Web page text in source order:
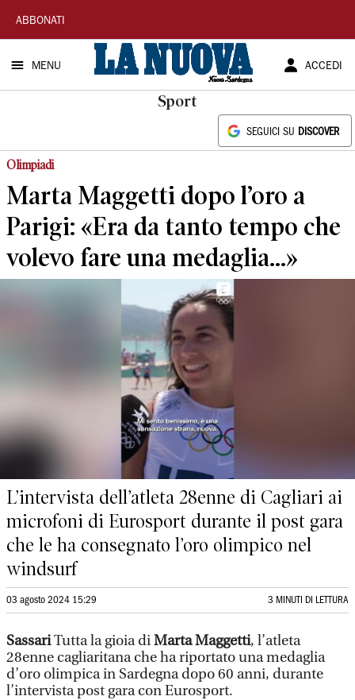
La
Nuova
Sardegna
ABBONATI
MENU ACCEDI
Sport
SEGUICI SU DISCOVER
Olimpiadi
Marta Maggetti dopo l’oro a
Parigi: «Era da tanto tempo che
volevo fare una medaglia...»
L’intervista dell’atleta 28enne di Cagliari ai
microfoni di Eurosport durante il post gara
che le ha consegnato l’oro olimpico nel
windsurf
03 agosto 2024 15:29 3 MINUTI DI LETTURA
SassariTutta la gioia diMarta Maggetti, l’atleta
28enne cagliaritana che ha riportato una medaglia
d’oro olimpica in Sardegna dopo 60 anni, durante
l’intervista post gara con Eurosport.